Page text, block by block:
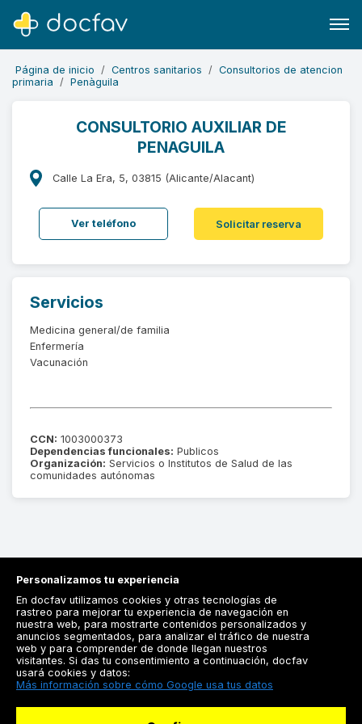
Buscar
Software para clínicas
Soporte
¿Eres un doctor?
Página de inicio Centros sanitarios
Consultorios de atencion
primaria
Penàguila
CONSULTORIO AUXILIAR DE
PENAGUILA
Calle La Era, 5, 03815 (Alicante/Alacant)
Ver teléfono Solicitar reserva
Servicios
Medicina general/de familia
Enfermería
Vacunación
CCN: 1003000373
Dependencias funcionales: Publicos
Organización: Servicios o Institutos de Salud de las
comunidades autónomas
Registrarse
Docfav
Personalizamos tu experiencia
En docfav utilizamos cookies y otras tecnologías de
rastreo para mejorar tu experiencia de navegación en
nuestra web, para mostrarte contenidos personalizados y
anuncios segmentados, para analizar el tráfico de nuestra
web y para comprender de donde llegan nuestros
visitantes. Si das tu consentimiento a continuación, docfav
usará cookies y datos:
Más información sobre cómo Google usa tus datos